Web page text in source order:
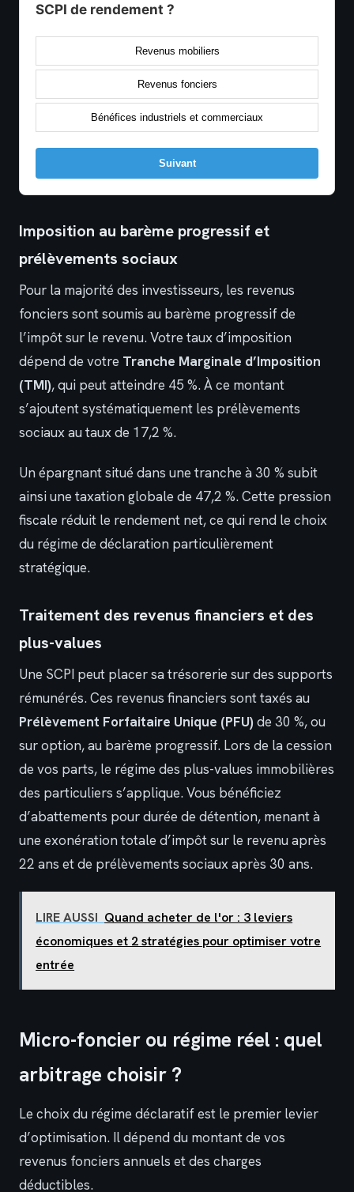
SCPI de rendement ?
Revenus mobiliers
Revenus fonciers
Bénéfices industriels et commerciaux
Suivant
Imposition au barème progressif et
prélèvements sociaux
Pour la majorité des investisseurs, les revenus
fonciers sont soumis au barème progressif de
l’impôt sur le revenu. Votre taux d’imposition
dépend de votre Tranche Marginale d’Imposition
(TMI), qui peut atteindre 45 %. À ce montant
s’ajoutent systématiquement les prélèvements
sociaux au taux de 17,2 %.
Un épargnant situé dans une tranche à 30 % subit
ainsi une taxation globale de 47,2 %. Cette pression
fiscale réduit le rendement net, ce qui rend le choix
du régime de déclaration particulièrement
stratégique.
Traitement des revenus financiers et des
plus-values
Une SCPI peut placer sa trésorerie sur des supports
rémunérés. Ces revenus financiers sont taxés au
Prélèvement Forfaitaire Unique (PFU) de 30 %, ou
sur option, au barème progressif. Lors de la cession
de vos parts, le régime des plus-values immobilières
des particuliers s’applique. Vous bénéficiez
d’abattements pour durée de détention, menant à
une exonération totale d’impôt sur le revenu après
22 ans et de prélèvements sociaux après 30 ans.
LIRE AUSSI Quand acheter de l'or : 3 leviers
économiques et 2 stratégies pour optimiser votre
entrée
Micro-foncier ou régime réel : quel
arbitrage choisir ?
Le choix du régime déclaratif est le premier levier
d’optimisation. Il dépend du montant de vos
revenus fonciers annuels et des charges
déductibles.